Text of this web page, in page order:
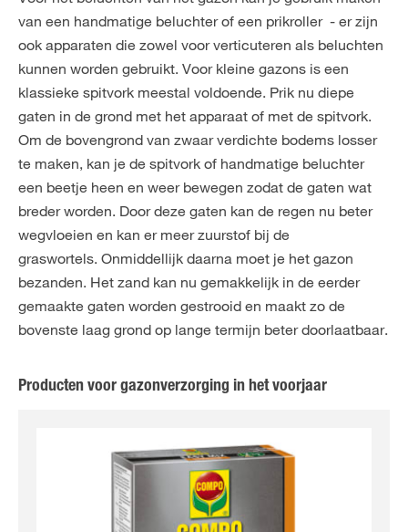
van een handmatige beluchter of een prikroller - er zijn
ook apparaten die zowel voor verticuteren als beluchten
kunnen worden gebruikt. Voor kleine gazons is een
klassieke spitvork meestal voldoende. Prik nu diepe
gaten in de grond met het apparaat of met de spitvork.
Om de bovengrond van zwaar verdichte bodems losser
te maken, kan je de spitvork of handmatige beluchter
een beetje heen en weer bewegen zodat de gaten wat
breder worden. Door deze gaten kan de regen nu beter
wegvloeien en kan er meer zuurstof bij de
graswortels. Onmiddellijk daarna moet je het gazon
bezanden. Het zand kan nu gemakkelijk in de eerder
gemaakte gaten worden gestrooid en maakt zo de
bovenste laag grond op lange termijn beter doorlaatbaar.
Producten voor gazonverzorging in het voorjaar